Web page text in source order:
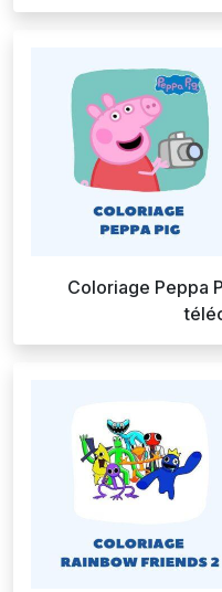
Coloriage Peppa